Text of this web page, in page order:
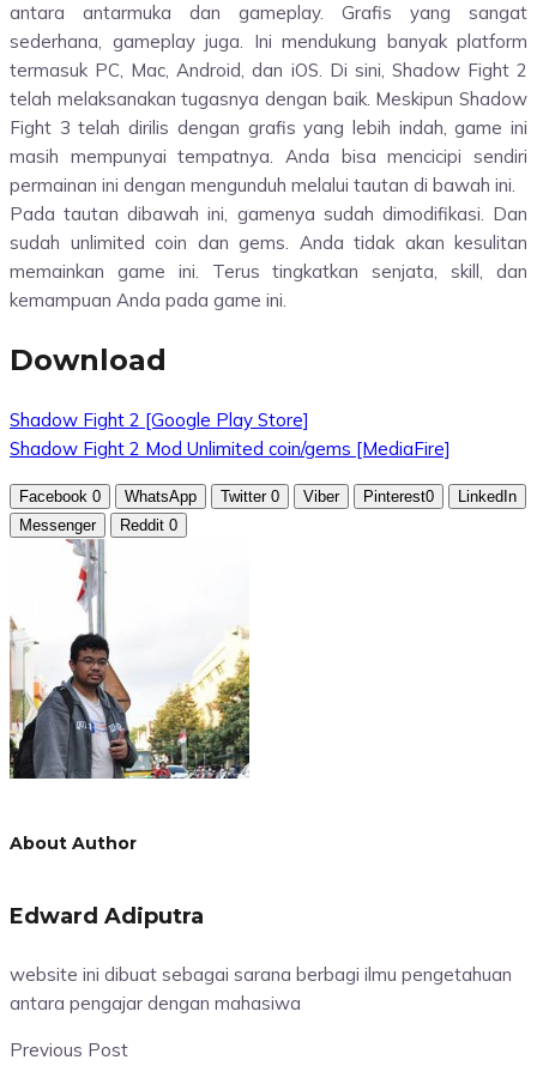
antara antarmuka dan gameplay. Grafis yang sangat
sederhana, gameplay juga. Ini mendukung banyak platform
termasuk PC, Mac, Android, dan iOS. Di sini, Shadow Fight 2
telah melaksanakan tugasnya dengan baik. Meskipun Shadow
Fight 3 telah dirilis dengan grafis yang lebih indah, game ini
masih mempunyai tempatnya. Anda bisa mencicipi sendiri
permainan ini dengan mengunduh melalui tautan di bawah ini.
Pada tautan dibawah ini, gamenya sudah dimodifikasi. Dan
sudah unlimited coin dan gems. Anda tidak akan kesulitan
memainkan game ini. Terus tingkatkan senjata, skill, dan
kemampuan Anda pada game ini.
Download
Shadow Fight 2 [Google Play Store]
Shadow Fight 2 Mod Unlimited coin/gems [MediaFire]
Facebook 0 WhatsApp Twitter 0 Viber Pinterest0
LinkedIn
Messenger
Reddit 0
About Author
Edward Adiputra
website ini dibuat sebagai sarana berbagi ilmu pengetahuan
antara pengajar dengan mahasiwa
Previous Post